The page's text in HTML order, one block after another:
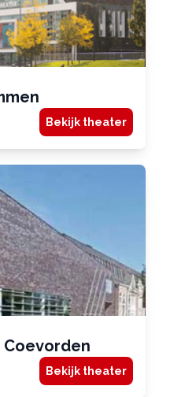
Bekijk theater
Bekijk theater